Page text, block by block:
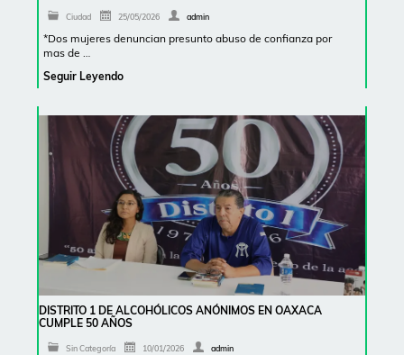
Ciudad 25/05/2026 admin
*Dos mujeres denuncian presunto abuso de confianza por
mas de …
Seguir Leyendo
DISTRITO 1 DE ALCOHÓLICOS ANÓNIMOS EN OAXACA
CUMPLE 50 AÑOS
Sin Categoría 10/01/2026 admin